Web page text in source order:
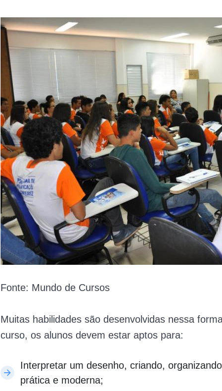
Fonte: Mundo de Cursos
Muitas habilidades são desenvolvidas nessa
curso, os alunos devem estar aptos para:
Interpretar um desenho, criando,
prática e moderna;